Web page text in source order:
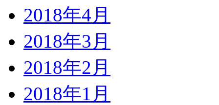
2018年4月
2018年3月
2018年2月
2018年1月